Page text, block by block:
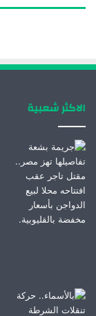
الاكثر شعبية